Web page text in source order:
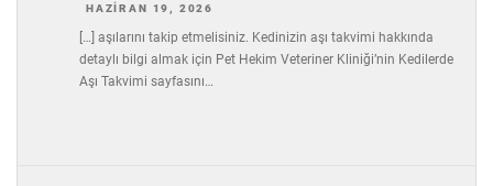
HAZIRAN 19, 2026
[…] aşılarını takip etmelisiniz. Kedinizin aşı takvimi hakkında
detaylı bilgi almak için Pet Hekim Veteriner Kliniği’nin Kedilerde
Aşı Takvimi sayfasını…